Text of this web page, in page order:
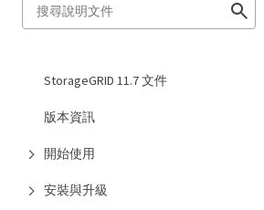
StorageGRID 11.7 文件
版本資訊
開始使用
安裝與升級